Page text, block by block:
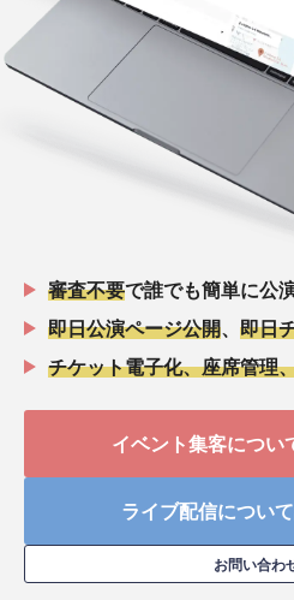
審査不要で誰でも簡単に公
即日公演ページ公開
即日
チケット電子化、座席管理
イベント集客につい
ライブ配信につい
お問い合わ